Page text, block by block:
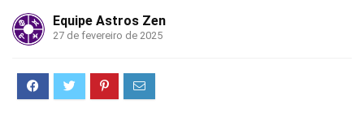
Equipe Astros Zen
27 de fevereiro de 2025